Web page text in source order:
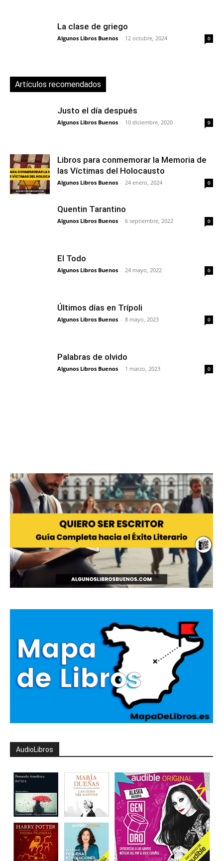
La clase de griego
Algunos Libros Buenos - 12 octubre, 2024 0
Artículos recomendados
Justo el día después
Algunos Libros Buenos - 10 diciembre, 2020 0
Libros para conmemorar la Memoria de
las Víctimas del Holocausto
Algunos Libros Buenos - 24 enero, 2024 0
Quentin Tarantino
Algunos Libros Buenos - 6 septiembre, 2022 0
El Todo
Algunos Libros Buenos - 24 mayo, 2022 0
Últimos días en Trípoli
Algunos Libros Buenos - 8 mayo, 2023 0
Palabras de olvido
Algunos Libros Buenos - 1 marzo, 2023 0
AudioLibros